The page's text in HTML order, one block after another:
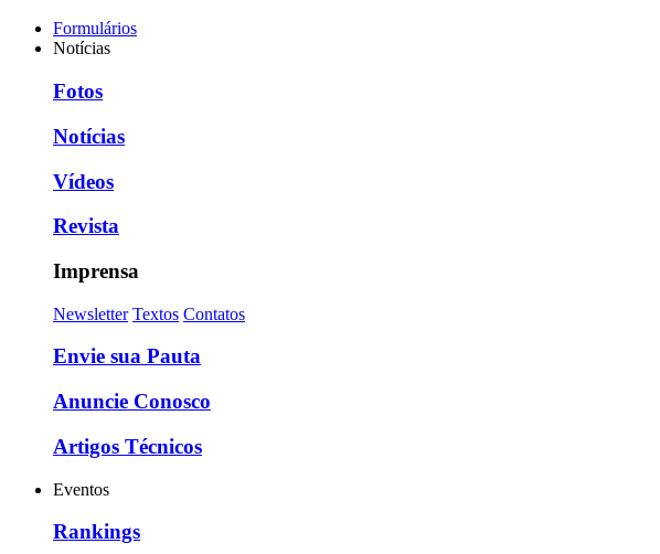
Formulários
Notícias
Fotos
Notícias
Vídeos
Revista
Imprensa
Newsletter Textos Contatos
Envie sua Pauta
Anuncie Conosco
Artigos Técnicos
Eventos
Rankings